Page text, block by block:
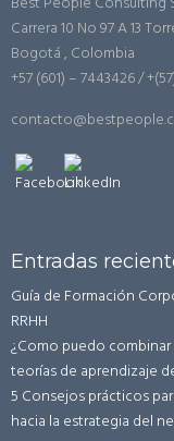
Carrera 10 No 97 A 13
Bogotá , Colombia
+57 (601) – 7443426 /
Entradas
Guía de Formación
RRHH
¿Como puedo
teorías de aprendizaje
5 Consejos prácticos
hacia la estrategia del